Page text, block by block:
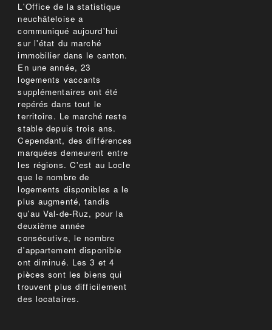
L'Office de la statistique
neuchâteloise a
communiqué aujourd'hui
sur l'état du marché
immobilier dans le canton.
En une année, 23
logements vaccants
supplémentaires ont été
repérés dans tout le
territoire. Le marché reste
stable depuis trois ans.
Cependant, des différences
marquées demeurent entre
les régions. C'est au Locle
que le nombre de
logements disponibles a le
plus augmenté, tandis
qu'au Val-de-Ruz, pour la
deuxième année
consécutive, le nombre
d'appartement disponible
ont diminué. Les 3 et 4
pièces sont les biens qui
trouvent plus difficilement
des locataires.